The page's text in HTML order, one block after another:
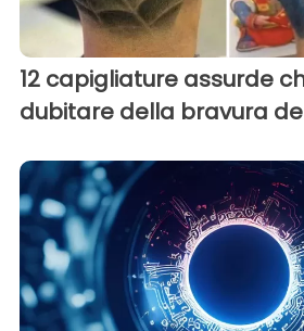
12 capigliature assurde
dubitare della bravura